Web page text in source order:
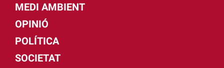
MEDI AMBIENT
OPINIÓ
POLÍTICA
SOCIETAT